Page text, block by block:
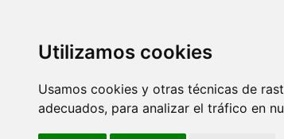
Utilizamos cookies
Usamos cookies y otras técnicas de
adecuados, para analizar el tráfico en